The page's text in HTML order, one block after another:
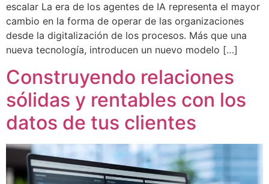
escalar La era de los agentes de IA representa el mayor
cambio en la forma de operar de las organizaciones
desde la digitalización de los procesos. Más que una
nueva tecnología, introducen un nuevo modelo […]
Construyendo relaciones
sólidas y rentables con los
datos de tus clientes